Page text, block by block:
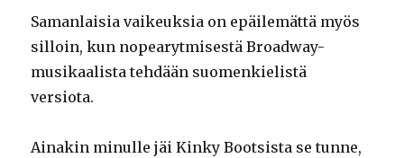
Samanlaisia vaikeuksia on epäilemättä myös
silloin, kun nopearytmisestä Broadway-
musikaalista tehdään suomenkielistä
versiota.
Ainakin minulle jäi Kinky Bootsista se tunne,